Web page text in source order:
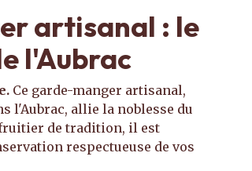
artisanal : le
l'Aubrac
Ce garde-manger artisanal,
l'Aubrac, allie la noblesse du
de tradition, il est
respectueuse de vos